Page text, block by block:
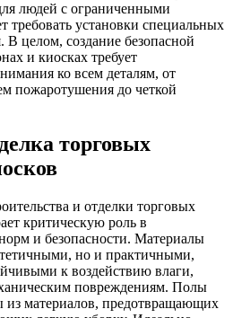
людей с ограниченными
установки специальных
В целом, создание безопасной
и киосках требует
ко всем деталям, от
пожаротушения до четкой
торговых
и отделки торговых
критическую роль в
и безопасности. Материалы
но и практичными,
к воздействию влаги,
повреждениям. Полы
из материалов, предотвращающих